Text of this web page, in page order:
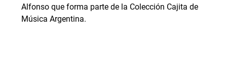
Alfonso que forma parte de la Colección Cajita de
Música Argentina.